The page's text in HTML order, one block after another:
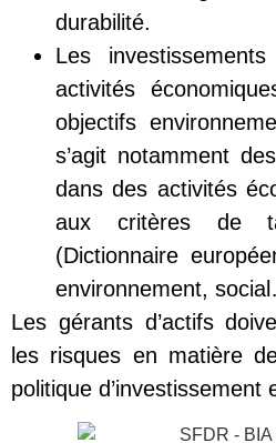
durabilité.
Les
activités
objectifs
s’agit notamment
dans des activités
aux critères de
(Dictionnaire
environnement,
Les gérants d’actifs
les risques en matière
politique d’investissement